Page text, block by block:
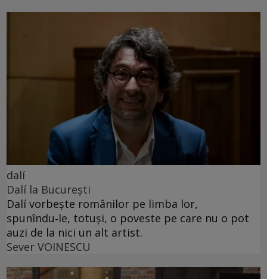
dalí
Dalí la București
Dalí vorbește românilor pe limba lor,
spunîndu‑le, totuși, o poveste pe care nu o pot
auzi de la nici un alt artist.
Sever VOINESCU